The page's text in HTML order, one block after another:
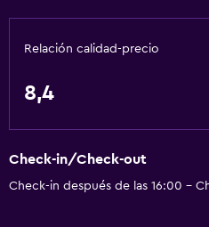
Relación calidad-precio
8,4
Check-in/Check-out
Check-in después de las 16:00 -